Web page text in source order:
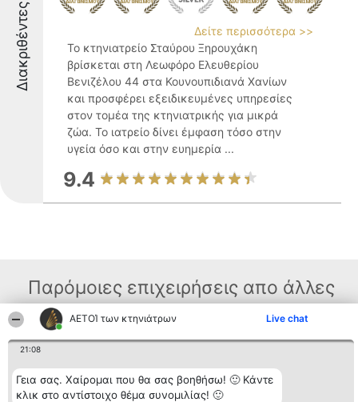
ΑΕΤΟΊ των κτηνιάτρων Live chat
21:08
Γεια σας. Χαίρομαι που θα σας βοηθήσω! 🙂 Κάντε
κλικ στο αντίστοιχο θέμα συνομιλίας! 🙂
Διακριθέντες
Δείτε περισσότερα >>
Το κτηνιατρείο Σταύρου Ξηρουχάκη
βρίσκεται στη Λεωφόρο Ελευθερίου
Βενιζέλου 44 στα Κουνουπιδιανά Χανίων
και προσφέρει εξειδικευμένες υπηρεσίες
στον τομέα της κτηνιατρικής για μικρά
ζώα. Το ιατρείο δίνει έμφαση τόσο στην
υγεία όσο και στην ευημερία ...
9.4
Παρόμοιες επιχειρήσεις απο άλλες
περιοχές
Διοργανωτής της
κατάταξης
BEAUTIFUL COMPANY
Κατάταξη
Διακριθέντες
Λίστα όλων
Επικοινωνία
Επικοινωνία